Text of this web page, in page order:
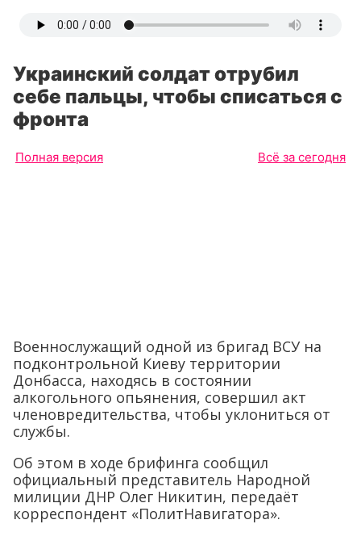
Украинский солдат отрубил
себе пальцы, чтобы списаться с
фронта
Полная версия Всё за сегодня
Военнослужащий одной из бригад ВСУ на
подконтрольной Киеву территории
Донбасса, находясь в состоянии
алкогольного опьянения, совершил акт
членовредительства, чтобы уклониться от
службы.
Об этом в ходе брифинга сообщил
официальный представитель Народной
милиции ДНР Олег Никитин, передаёт
корреспондент «ПолитНавигатора».